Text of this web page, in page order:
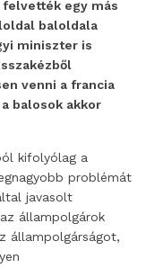
egy más
baloldala
miniszter is
venni a francia
balosok akkor
kifolyólag a
problémát
javasolt
állampolgárok
állampolgárságot,